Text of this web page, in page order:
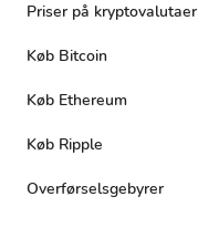
Priser på kryptovalutaer
Køb Bitcoin
Køb Ethereum
Køb Ripple
Overførselsgebyrer